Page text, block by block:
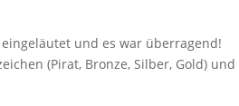
und es war überragend!
(Pirat, Bronze, Silber, Gold) und